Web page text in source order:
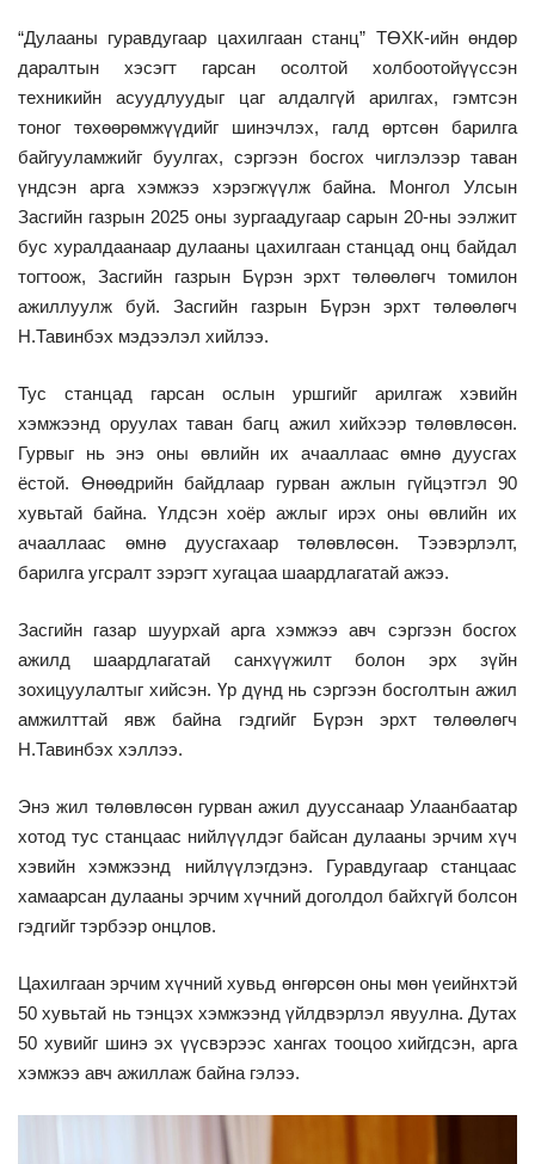
“Дулааны гуравдугаар цахилгаан станц” ТӨХК-ийн өндөр
даралтын хэсэгт гарсан осолтой холбоотойүүссэн
техникийн асуудлуудыг цаг алдалгүй арилгах, гэмтсэн
тоног төхөөрөмжүүдийг шинэчлэх, галд өртсөн барилга
байгууламжийг буулгах, сэргээн босгох чиглэлээр таван
үндсэн арга хэмжээ хэрэгжүүлж байна. Монгол Улсын
Засгийн газрын 2025 оны зургаадугаар сарын 20-ны ээлжит
бус хуралдаанаар дулааны цахилгаан станцад онц байдал
тогтоож, Засгийн газрын Бүрэн эрхт төлөөлөгч томилон
ажиллуулж буй. Засгийн газрын Бүрэн эрхт төлөөлөгч
Н.Тавинбэх мэдээлэл хийлээ.
Тус станцад гарсан ослын уршгийг арилгаж хэвийн
хэмжээнд оруулах таван багц ажил хийхээр төлөвлөсөн.
Гурвыг нь энэ оны өвлийн их ачааллаас өмнө дуусгах
ёстой. Өнөөдрийн байдлаар гурван ажлын гүйцэтгэл 90
хувьтай байна. Үлдсэн хоёр ажлыг ирэх оны өвлийн их
ачааллаас өмнө дуусгахаар төлөвлөсөн. Тээвэрлэлт,
барилга угсралт зэрэгт хугацаа шаардлагатай ажээ.
Засгийн газар шуурхай арга хэмжээ авч сэргээн босгох
ажилд шаардлагатай санхүүжилт болон эрх зүйн
зохицуулалтыг хийсэн. Үр дүнд нь сэргээн босголтын ажил
амжилттай явж байна гэдгийг Бүрэн эрхт төлөөлөгч
Н.Тавинбэх хэллээ.
Энэ жил төлөвлөсөн гурван ажил дууссанаар Улаанбаатар
хотод тус станцаас нийлүүлдэг байсан дулааны эрчим хүч
хэвийн хэмжээнд нийлүүлэгдэнэ. Гуравдугаар станцаас
хамаарсан дулааны эрчим хүчний доголдол байхгүй болсон
гэдгийг тэрбээр онцлов.
Цахилгаан эрчим хүчний хувьд өнгөрсөн оны мөн үеийнхтэй
50 хувьтай нь тэнцэх хэмжээнд үйлдвэрлэл явуулна. Дутах
50 хувийг шинэ эх үүсвэрээс хангах тооцоо хийгдсэн, арга
хэмжээ авч ажиллаж байна гэлээ.